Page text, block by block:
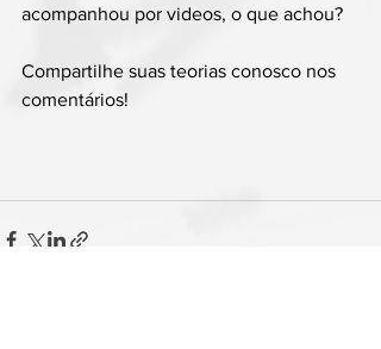
acompanhou por videos, o que achou?
Compartilhe suas teorias conosco nos
comentários!